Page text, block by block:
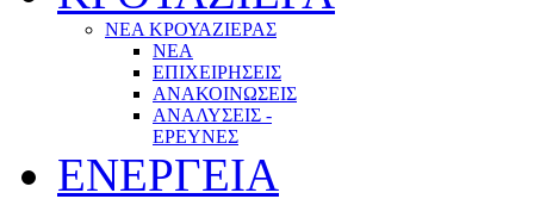
ΝΕΑ ΚΡΟΥΑΖΙΕΡΑΣ
NEA
ΕΠΙΧΕΙΡΗΣΕΙΣ
ΑΝΑΚΟΙΝΩΣΕΙΣ
ΑΝΑΛΥΣΕΙΣ -
ΕΡΕΥΝΕΣ
ΕΝΕΡΓΕΙΑ